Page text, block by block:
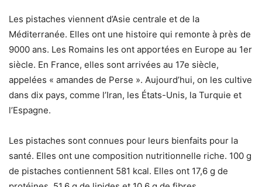
Les pistaches viennent d’Asie centrale et de la
Méditerranée. Elles ont une histoire qui remonte à près de
9000 ans. Les Romains les ont apportées en Europe au 1er
siècle. En France, elles sont arrivées au 17e siècle,
appelées « amandes de Perse ». Aujourd’hui, on les cultive
dans dix pays, comme l’Iran, les États-Unis, la Turquie et
l’Espagne.
Les pistaches sont connues pour leurs bienfaits pour la
santé. Elles ont une composition nutritionnelle riche. 100 g
de pistaches contiennent 581 kcal. Elles ont 17,6 g de